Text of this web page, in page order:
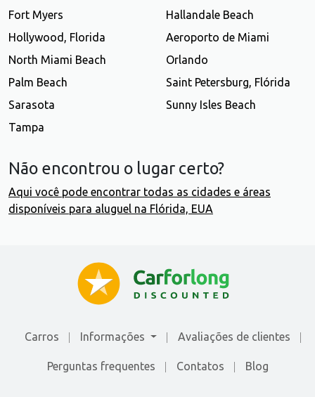
Fort Myers
Hallandale Beach
Hollywood, Florida
Aeroporto de Miami
North Miami Beach
Orlando
Palm Beach
Saint Petersburg, Flórida
Sarasota
Sunny Isles Beach
Tampa
Não encontrou o lugar certo?
Aqui você pode encontrar todas as cidades e áreas
disponíveis para aluguel na Flórida, EUA
Carros Informações Avaliações de сlientes
Perguntas frequentes Contatos Blog